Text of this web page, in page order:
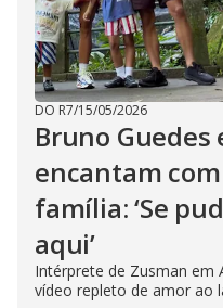
DO R7/15/05/2026
Bruno Guedes
encantam
família: ‘Se
aqui’
Intérprete de Zusman em
vídeo repleto de amor ao